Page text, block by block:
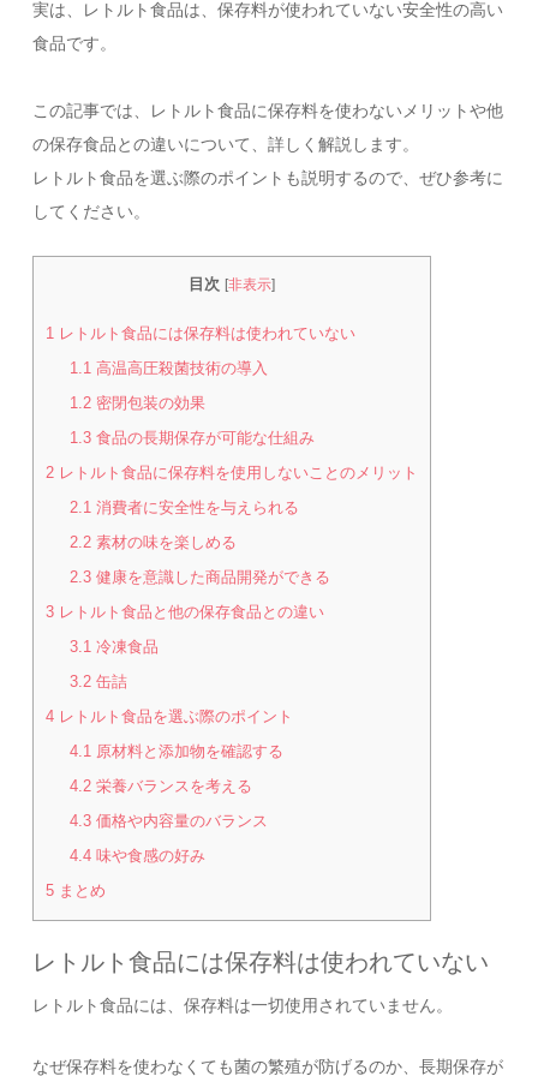
実は、レトルト食品は、保存料が使われていない安全性の高い
食品です。
この記事では、レトルト食品に保存料を使わないメリットや他
の保存食品との違いについて、詳しく解説します。
レトルト食品を選ぶ際のポイントも説明するので、ぜひ参考に
してください。
目次 [非表示]
1 レトルト食品には保存料は使われていない
1.1 高温高圧殺菌技術の導入
1.2 密閉包装の効果
1.3 食品の長期保存が可能な仕組み
2 レトルト食品に保存料を使用しないことのメリット
2.1 消費者に安全性を与えられる
2.2 素材の味を楽しめる
2.3 健康を意識した商品開発ができる
3 レトルト食品と他の保存食品との違い
3.1 冷凍食品
3.2 缶詰
4 レトルト食品を選ぶ際のポイント
4.1 原材料と添加物を確認する
4.2 栄養バランスを考える
4.3 価格や内容量のバランス
4.4 味や食感の好み
5 まとめ
レトルト食品には保存料は使われていない
レトルト食品には、保存料は一切使用されていません。
なぜ保存料を使わなくても菌の繁殖が防げるのか、長期保存が